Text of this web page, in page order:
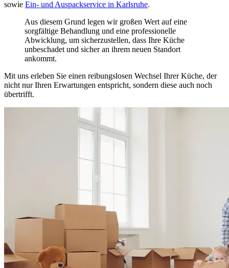
sowie Ein- und Auspackservice in Karlsruhe.
Aus diesem Grund legen wir großen Wert auf eine
sorgfältige Behandlung und eine professionelle
Abwicklung, um sicherzustellen, dass Ihre Küche
unbeschadet und sicher an ihrem neuen Standort
ankommt.
Mit uns erleben Sie einen reibungslosen Wechsel Ihrer Küche, der
nicht nur Ihren Erwartungen entspricht, sondern diese auch noch
übertrifft.